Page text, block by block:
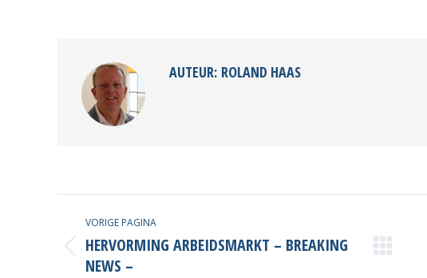
AUTEUR: ROLAND HAAS
POST
NAVIGATION
VORIGE PAGINA
Vorige
post
HERVORMING ARBEIDSMARKT – BREAKING
NEWS –